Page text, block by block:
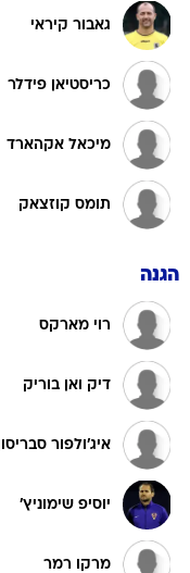
גאבור קיראי
כריסטיאן פידלר
מיכאל אקהארד
תומס קוזצאק
הגנה
רוי מארקס
דיק ואן בוריק
איג'ולפור סבריסון
יוסיפ שימוניץ'
מרקו רמר